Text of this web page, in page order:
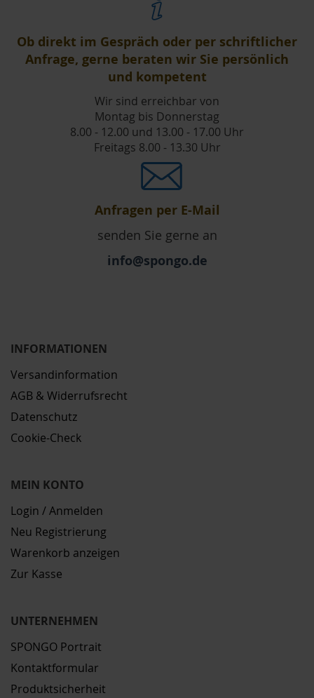
Ob direkt im Gespräch oder per schriftlicher
Anfrage, gerne beraten wir Sie persönlich
und kompetent
Wir sind erreichbar von
Montag bis Donnerstag
8.00 - 12.00 und 13.00 - 17.00 Uhr
Freitags 8.00 - 13.30 Uhr
Anfragen per E-Mail
senden Sie gerne an
info@spongo.de
INFORMATIONEN
Versandinformation
AGB & Widerrufsrecht
Datenschutz
Cookie-Check
MEIN KONTO
Login / Anmelden
Neu Registrierung
Warenkorb anzeigen
Zur Kasse
UNTERNEHMEN
SPONGO Portrait
Kontaktformular
Produktsicherheit